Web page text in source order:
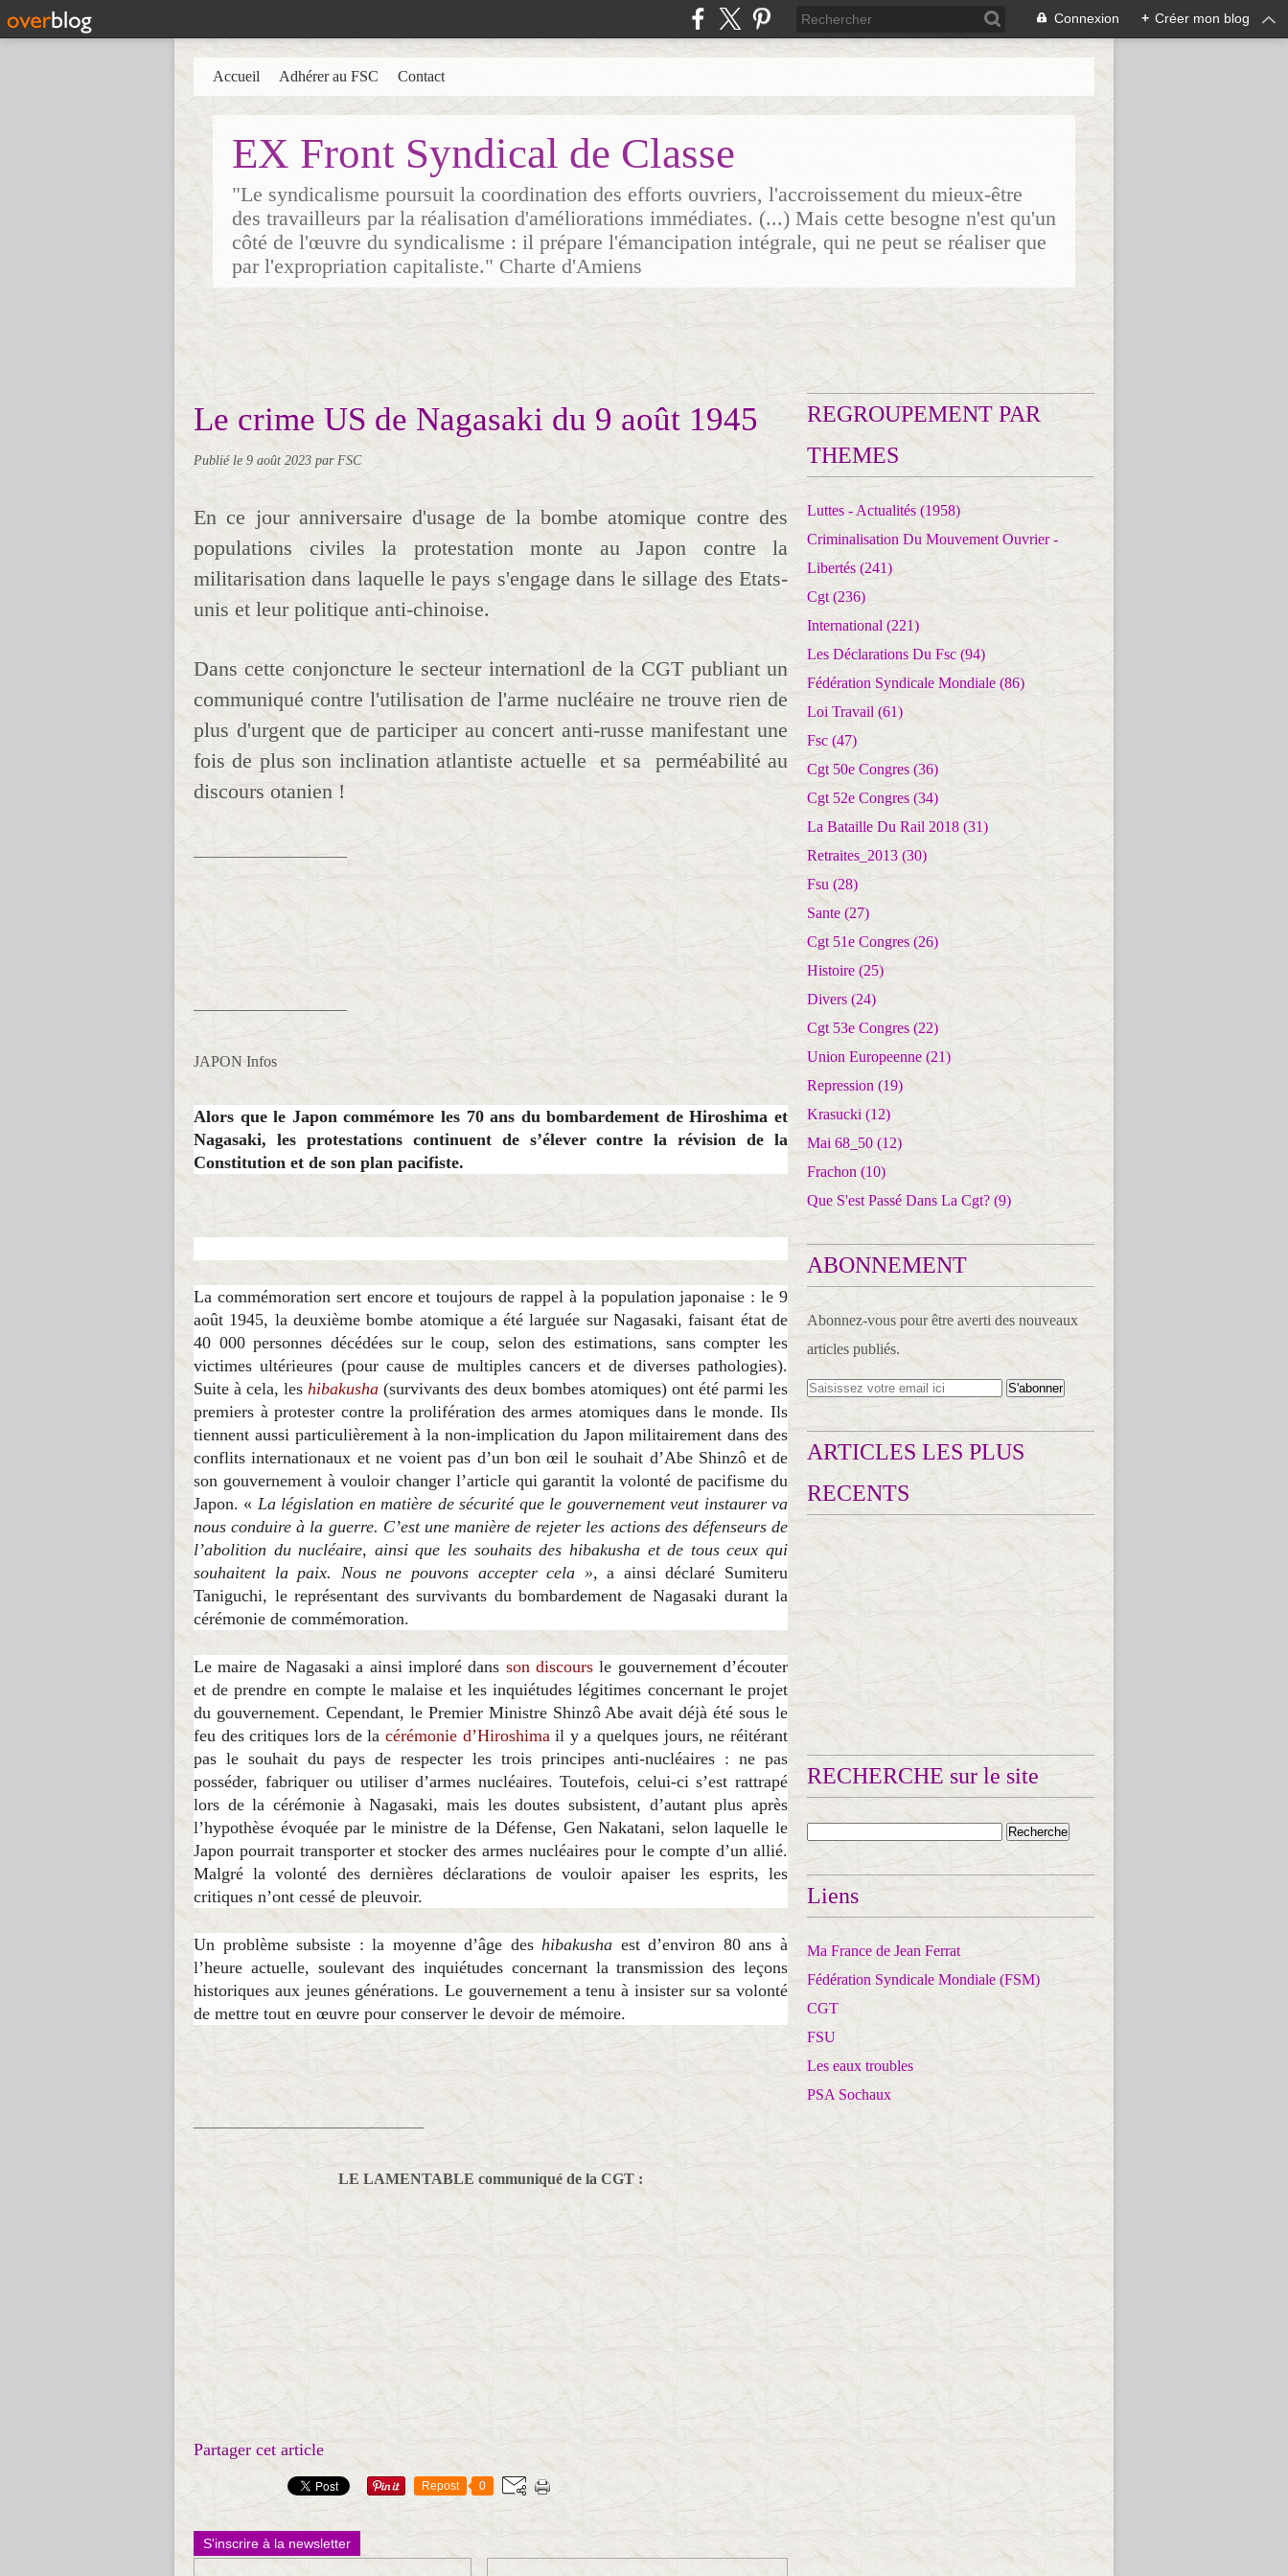
Connexion + Créer mon blog
EX Front Syndical de Classe
"Le syndicalisme poursuit la coordination des efforts ouvriers, l'accroissement du mieux-être
des travailleurs par la réalisation d'améliorations immédiates. (...) Mais cette besogne n'est qu'un
côté de l'œuvre du syndicalisme : il prépare l'émancipation intégrale, qui ne peut se réaliser que
par l'expropriation capitaliste." Charte d'Amiens
Accueil Adhérer au FSC Contact
Le crime US de Nagasaki du 9 août 1945
Publié le 9 août 2023 par FSC
En ce jour anniversaire d'usage de la bombe atomique contre des
populations civiles la protestation monte au Japon contre la
militarisation dans laquelle le pays s'engage dans le sillage des Etats-
unis et leur politique anti-chinoise.
Dans cette conjoncture le secteur internationl de la CGT publiant un
communiqué contre l'utilisation de l'arme nucléaire ne trouve rien de
plus d'urgent que de participer au concert anti-russe manifestant une
fois de plus son inclination atlantiste actuelle et sa perméabilité au
discours otanien !
____________________
JAPON Infos
Alors que le Japon commémore les 70 ans du bombardement de Hiroshima et
Nagasaki, les protestations continuent de s’élever contre la révision de la
Constitution et de son plan pacifiste.
La commémoration sert encore et toujours de rappel à la population japonaise : le 9
août 1945, la deuxième bombe atomique a été larguée sur Nagasaki, faisant état de
40 000 personnes décédées sur le coup, selon des estimations, sans compter les
victimes ultérieures (pour cause de multiples cancers et de diverses pathologies).
Suite à cela, les hibakusha (survivants des deux bombes atomiques) ont été parmi les
premiers à protester contre la prolifération des armes atomiques dans le monde. Ils
tiennent aussi particulièrement à la non-implication du Japon militairement dans des
conflits internationaux et ne voient pas d’un bon œil le souhait d’Abe Shinzô et de
son gouvernement à vouloir changer l’article qui garantit la volonté de pacifisme du
Japon. « La législation en matière de sécurité que le gouvernement veut instaurer va
nous conduire à la guerre. C’est une manière de rejeter les actions des défenseurs de
l’abolition du nucléaire, ainsi que les souhaits des hibakusha et de tous ceux qui
souhaitent la paix. Nous ne pouvons accepter cela », a ainsi déclaré Sumiteru
Taniguchi, le représentant des survivants du bombardement de Nagasaki durant la
cérémonie de commémoration.
Le maire de Nagasaki a ainsi imploré dans son discours le gouvernement d’écouter
et de prendre en compte le malaise et les inquiétudes légitimes concernant le projet
du gouvernement. Cependant, le Premier Ministre Shinzô Abe avait déjà été sous le
feu des critiques lors de la cérémonie d’Hiroshima il y a quelques jours, ne réitérant
pas le souhait du pays de respecter les trois principes anti-nucléaires : ne pas
posséder, fabriquer ou utiliser d’armes nucléaires. Toutefois, celui-ci s’est rattrapé
lors de la cérémonie à Nagasaki, mais les doutes subsistent, d’autant plus après
l’hypothèse évoquée par le ministre de la Défense, Gen Nakatani, selon laquelle le
Japon pourrait transporter et stocker des armes nucléaires pour le compte d’un allié.
Malgré la volonté des dernières déclarations de vouloir apaiser les esprits, les
critiques n’ont cessé de pleuvoir.
Un problème subsiste : la moyenne d’âge des hibakusha est d’environ 80 ans à
l’heure actuelle, soulevant des inquiétudes concernant la transmission des leçons
historiques aux jeunes générations. Le gouvernement a tenu à insister sur sa volonté
de mettre tout en œuvre pour conserver le devoir de mémoire.
______________________________
LE LAMENTABLE communiqué de la CGT :
Partager cet article
Repost 0
S'inscrire à la newsletter
REGROUPEMENT PAR
THEMES
Luttes - Actualités (1958)
Criminalisation Du Mouvement Ouvrier -
Libertés (241)
Cgt (236)
International (221)
Les Déclarations Du Fsc (94)
Fédération Syndicale Mondiale (86)
Loi Travail (61)
Fsc (47)
Cgt 50e Congres (36)
Cgt 52e Congres (34)
La Bataille Du Rail 2018 (31)
Retraites_2013 (30)
Fsu (28)
Sante (27)
Cgt 51e Congres (26)
Histoire (25)
Divers (24)
Cgt 53e Congres (22)
Union Europeenne (21)
Repression (19)
Krasucki (12)
Mai 68_50 (12)
Frachon (10)
Que S'est Passé Dans La Cgt? (9)
ABONNEMENT
Abonnez-vous pour être averti des nouveaux
articles publiés.
ARTICLES LES PLUS
RECENTS
RECHERCHE sur le site
Liens
Ma France de Jean Ferrat
Fédération Syndicale Mondiale (FSM)
CGT
FSU
Les eaux troubles
PSA Sochaux